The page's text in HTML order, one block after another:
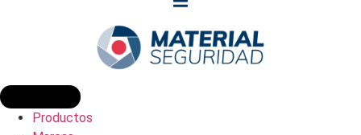
Productos